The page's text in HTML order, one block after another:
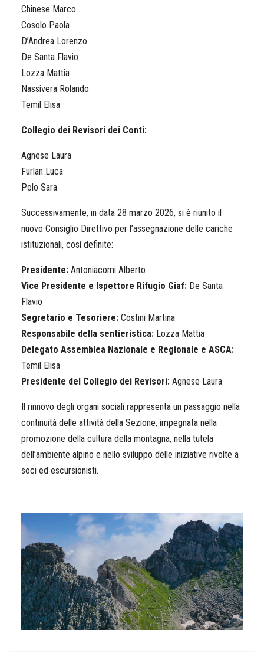
Chinese Marco
Cosolo Paola
D’Andrea Lorenzo
De Santa Flavio
Lozza Mattia
Nassivera Rolando
Temil Elisa
Collegio dei Revisori dei Conti:
Agnese Laura
Furlan Luca
Polo Sara
Successivamente, in data 28 marzo 2026, si è riunito il
nuovo Consiglio Direttivo per l’assegnazione delle cariche
istituzionali, così definite:
Presidente: Antoniacomi Alberto
Vice Presidente e Ispettore Rifugio Giaf: De Santa
Flavio
Segretario e Tesoriere: Costini Martina
Responsabile della sentieristica: Lozza Mattia
Delegato Assemblea Nazionale e Regionale e ASCA:
Temil Elisa
Presidente del Collegio dei Revisori: Agnese Laura
Il rinnovo degli organi sociali rappresenta un passaggio nella
continuità delle attività della Sezione, impegnata nella
promozione della cultura della montagna, nella tutela
dell’ambiente alpino e nello sviluppo delle iniziative rivolte a
soci ed escursionisti.